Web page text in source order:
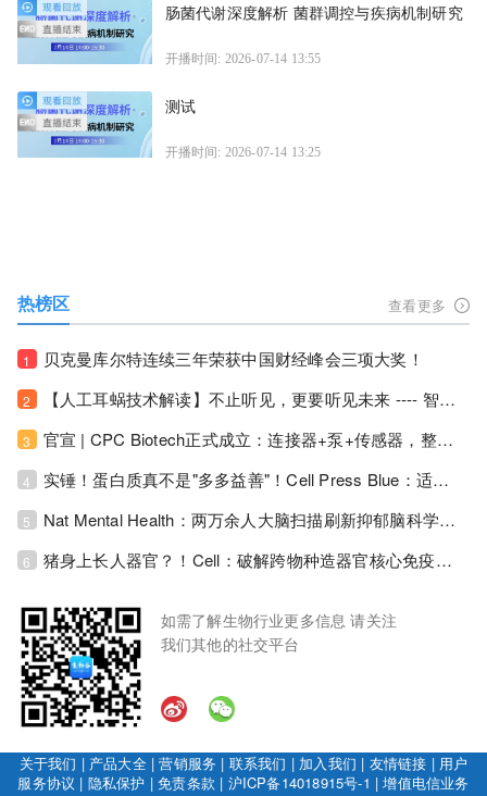
肠菌代谢深度解析 菌群调控与疾病机制研究
开播时间: 2026-07-14 13:55
测试
开播时间: 2026-07-14 13:25
热榜区 查看更多
1 贝克曼库尔特连续三年荣获中国财经峰会三项大奖！
2 【人工耳蜗技术解读】不止听见，更要听见未来 ---- 智能耳蜗，开启人工耳蜗技术新纪元！
3 官宣 | CPC Biotech正式成立：连接器+泵+传感器，整合生物制药流体管理解决方案！
4 实锤！蛋白质真不是"多多益善"！Cell Press Blue：适度限蛋白，反而拉长健康寿命！
5 Nat Mental Health：两万余人大脑扫描刷新抑郁脑科学认知！抑郁不只是情绪病，视觉、运动脑区同步受损！
6 猪身上长人器官？！Cell：破解跨物种造器官核心免疫关卡！全新异种吞噬机制打通人体器官培育赛道！
如需了解生物行业更多信息 请关注
我们其他的社交平台
关于我们 | 产品大全|营销服务 | 联系我们 | 加入我们 | 友情链接 | 用户
服务协议 | 隐私保护 |免责条款 | 沪ICP备14018915号-1 |增值电信业务